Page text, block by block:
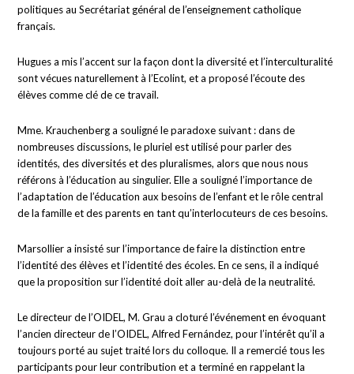
politiques au Secrétariat général de l’enseignement catholique
français.
Hugues a mis l’accent sur la façon dont la diversité et l’interculturalité
sont vécues naturellement à l’Ecolint, et a proposé l’écoute des
élèves comme clé de ce travail.
Mme. Krauchenberg a souligné le paradoxe suivant : dans de
nombreuses discussions, le pluriel est utilisé pour parler des
identités, des diversités et des pluralismes, alors que nous nous
référons à l’éducation au singulier. Elle a souligné l’importance de
l’adaptation de l’éducation aux besoins de l’enfant et le rôle central
de la famille et des parents en tant qu’interlocuteurs de ces besoins.
Marsollier a insisté sur l’importance de faire la distinction entre
l’identité des élèves et l’identité des écoles. En ce sens, il a indiqué
que la proposition sur l’identité doit aller au-delà de la neutralité.
Le directeur de l’OIDEL, M. Grau a cloturé l’événement en évoquant
l’ancien directeur de l’OIDEL, Alfred Fernández, pour l’intérêt qu’il a
toujours porté au sujet traité lors du colloque. Il a remercié tous les
participants pour leur contribution et a terminé en rappelant la